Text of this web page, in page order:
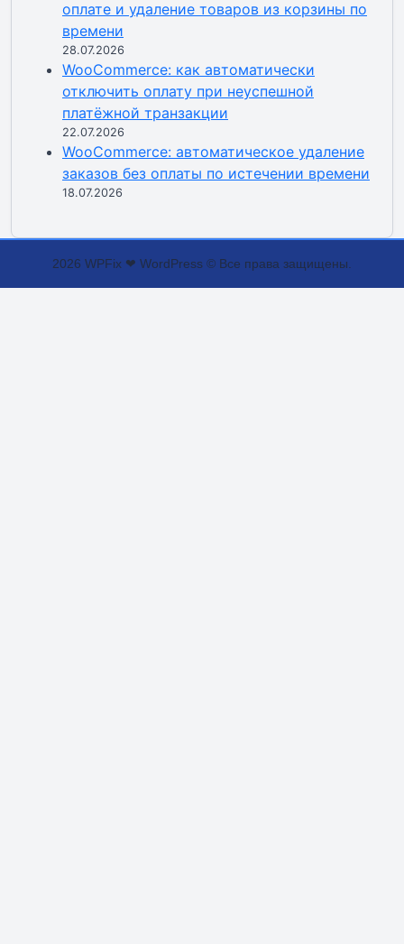
оплате и удаление товаров из корзины по
времени
28.07.2026
WooCommerce: как автоматически
отключить оплату при неуспешной
платёжной транзакции
22.07.2026
WooCommerce: автоматическое удаление
заказов без оплаты по истечении времени
18.07.2026
2026 WPFix ❤ WordPress © Все права защищены.